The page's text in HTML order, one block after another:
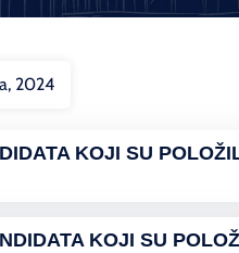
2024
KOJI SU
KOJI SU